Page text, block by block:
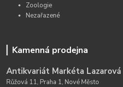
Zoologie
Nezařazené
Kamenná prodejna
Antikvariát Markéta Lazarová
Růžová 11, Praha 1, Nové Město